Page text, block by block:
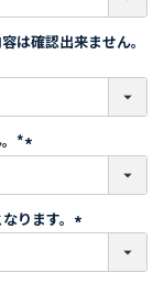
は確認出来ません。
*
必
須
)
ります。
必